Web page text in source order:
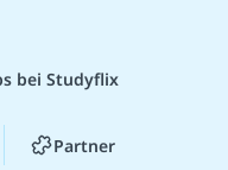
bei Studyflix
Partner